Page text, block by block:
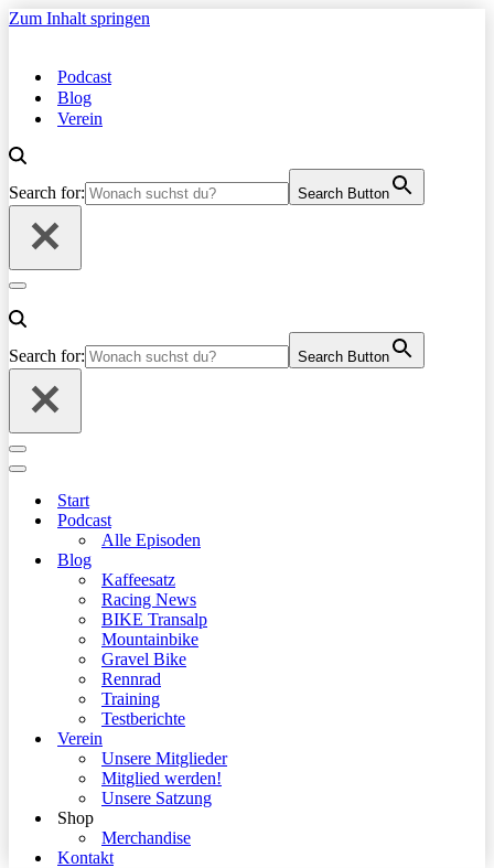
Zum Inhalt springen
Podcast
Blog
Verein
Search for: Search Button
Navigationsmenü
Search for: Search Button
Navigationsmenü
Navigationsmenü
Start
Podcast
Alle Episoden
Blog
Kaffeesatz
Racing News
BIKE Transalp
Mountainbike
Gravel Bike
Rennrad
Training
Testberichte
Verein
Unsere Mitglieder
Mitglied werden!
Unsere Satzung
Shop
Merchandise
Kontakt